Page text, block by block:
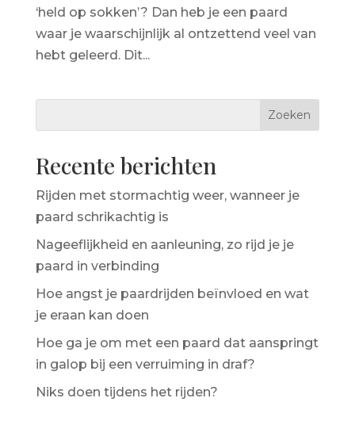
‘held op sokken’? Dan heb je een paard
waar je waarschijnlijk al ontzettend veel van
hebt geleerd. Dit...
Recente berichten
Rijden met stormachtig weer, wanneer je
paard schrikachtig is
Nageeflijkheid en aanleuning, zo rijd je je
paard in verbinding
Hoe angst je paardrijden beïnvloed en wat
je eraan kan doen
Hoe ga je om met een paard dat aanspringt
in galop bij een verruiming in draf?
Niks doen tijdens het rijden?